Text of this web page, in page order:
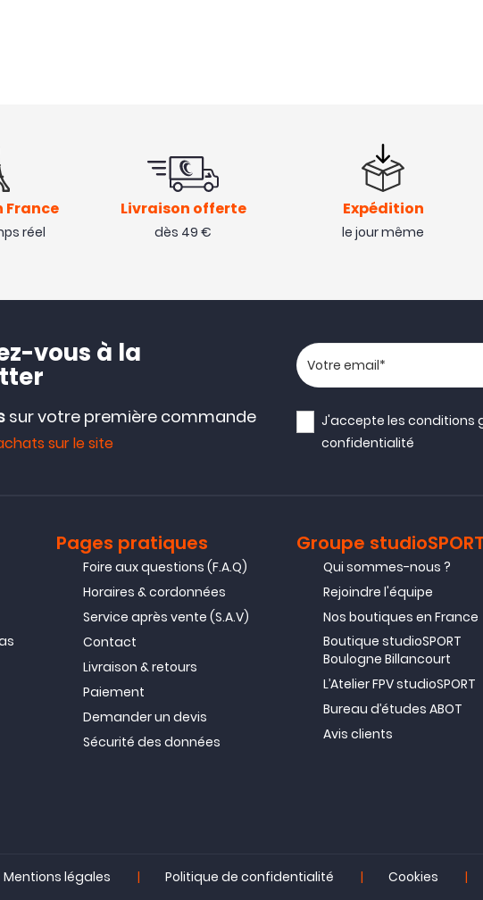
France
réel
Livraison offerte
dès 49 €
Expédition
le jour même
vous à la
sur votre première commande
sur le site
Votre adresse email
J'accepte lesconditions
confidentialité
Pages pratiques
Foire aux questions (F.A.Q)
Horaires & cordonnées
Service après vente (S.A.V)
Contact
Livraison & retours
Paiement
Demander un devis
Sécurité des données
Groupe studioSPORT
Qui sommes-nous ?
Rejoindre l'équipe
Nos boutiques en France
Boutique studioSPORT
Boulogne Billancourt
L’Atelier FPV studioSPORT
Bureau d’études ABOT
Avis clients
Mentions légales | Politique de confidentialité | Cookies |